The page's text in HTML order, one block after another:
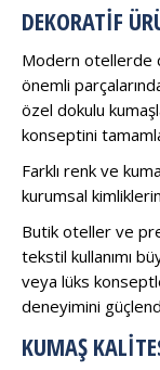
DEKORATIF
Modern otellerde
önemli
özel dokulu
konseptini
Farklı renk ve
kurumsal
Butik oteller ve
tekstil kullanımı
veya lüks
deneyimini
KUMAŞ